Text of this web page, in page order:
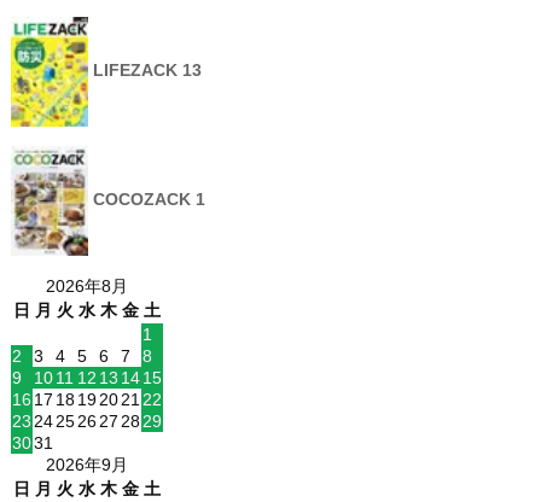
LIFEZACK 13
COCOZACK 1
2026年8月
日
月 火 水 木 金 土
1
2
3 4 5 6 7
8
9
1011 12 13 1415
16 17 18192021 22
23 24252627 2829
3031
2026年9月
日
月 火 水 木 金 土